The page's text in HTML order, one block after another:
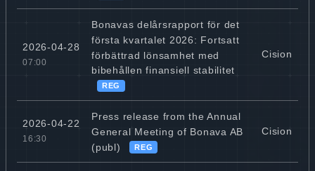
2026-04-28
07:00
Bonavas delårsrapport för det
första kvartalet 2026: Fortsatt
förbättrad lönsamhet med
bibehållen finansiell stabilitet
REG
Cision
2026-04-22
16:30
Press release from the Annual
General Meeting of Bonava AB
(publ)
REG
Cision